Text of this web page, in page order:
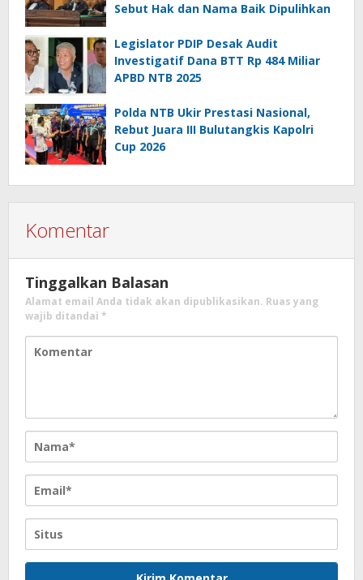
Sebut Hak dan Nama Baik Dipulihkan
Legislator PDIP Desak Audit
Investigatif Dana BTT Rp 484 Miliar
APBD NTB 2025
Polda NTB Ukir Prestasi Nasional,
Rebut Juara III Bulutangkis Kapolri
Cup 2026
Komentar
Tinggalkan Balasan
Alamat email Anda tidak akan dipublikasikan. Ruas yang
wajib ditandai *